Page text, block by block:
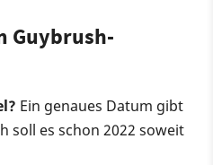
Guybrush-
Ein genaues Datum gibt
soll es schon 2022 soweit